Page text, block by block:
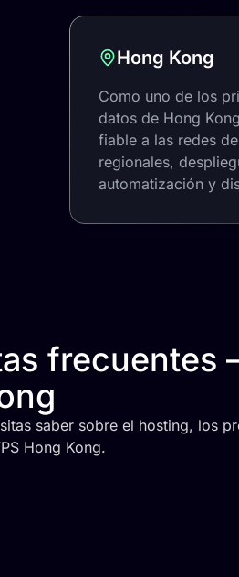
Hong Kong
Como uno de los
datos de Hong
fiable a las redes
regionales,
automatización y
frecuentes
saber sobre el hosting, los
Hong Kong.